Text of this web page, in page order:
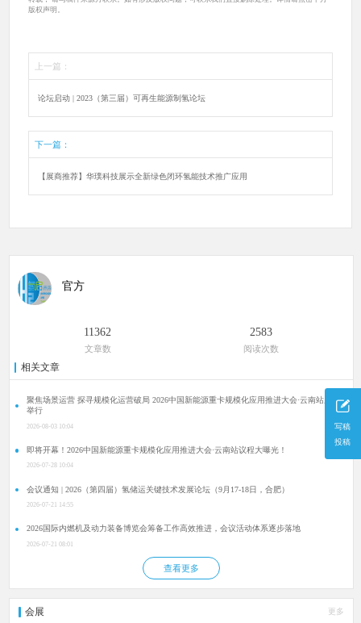
写稿
投稿
版权声明。
上一篇：
论坛启动 | 2023（第三届）可再生能源制氢论坛
下一篇：
【展商推荐】华璞科技展示全新绿色闭环氢能技术推广应用
官方
11362
文章数
2583
阅读次数
相关文章
聚焦场景运营 探寻规模化运营破局 2026中国新能源重卡规模化应用推进大会·云南站成功
举行
2026-08-03 10:04
即将开幕！2026中国新能源重卡规模化应用推进大会·云南站议程大曝光！
2026-07-28 10:04
会议通知 | 2026（第四届）氢储运关键技术发展论坛（9月17-18日，合肥）
2026-07-21 14:55
2026国际内燃机及动力装备博览会筹备工作高效推进，会议活动体系逐步落地
2026-07-21 08:01
查看更多
会展 更多